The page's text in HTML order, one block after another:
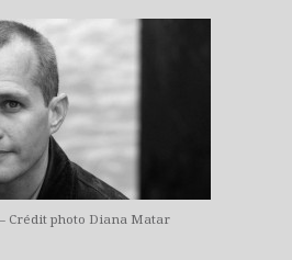
Crédit photo Diana Matar